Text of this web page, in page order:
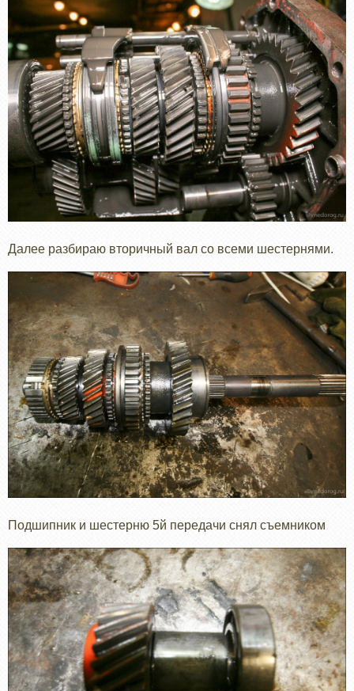
Далее разбираю вторичный вал со всеми шестернями.
Подшипник и шестерню 5й передачи снял съемником